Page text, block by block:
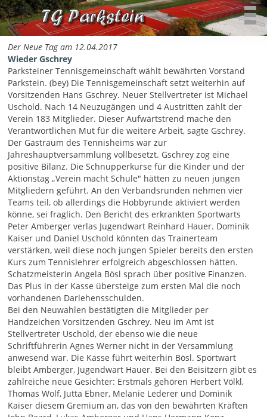
Der Neue Tag am 12.04.2017
Wieder Gschrey
Parksteiner Tennisgemeinschaft wählt bewährten Vorstand
Parkstein. (bey) Die Tennisgemeinschaft setzt weiterhin auf
Vorsitzenden Hans Gschrey. Neuer Stellvertreter ist Michael
Uschold. Nach 14 Neuzugängen und 4 Austritten zählt der
Verein 183 Mitglieder. Dieser Aufwärtstrend mache den
Verantwortlichen Mut für die weitere Arbeit, sagte Gschrey.
Der Gastraum des Tennisheims war zur
Jahreshauptversammlung vollbesetzt. Gschrey zog eine
positive Bilanz. Die Schnupperkurse für die Kinder und der
Aktionstag „Verein macht Schule" hätten zu neuen jungen
Mitgliedern geführt. An den Verbandsrunden nehmen vier
Teams teil, ob allerdings die Hobbyrunde aktiviert werden
könne, sei fraglich. Den Bericht des erkrankten Sportwarts
Peter Amberger verlas Jugendwart Reinhard Hauer. Dominik
Kaiser und Daniel Uschold könnten das Trainerteam
verstärken, weil diese noch jungen Spieler bereits den ersten
Kurs zum Tennislehrer erfolgreich abgeschlossen hätten.
Schatzmeisterin Angela Bösl sprach über positive Finanzen.
Das Plus in der Kasse übersteige zum ersten Mal die noch
vorhandenen Darlehensschulden.
Bei den Neuwahlen bestätigten die Mitglieder per
Handzeichen Vorsitzenden Gschrey. Neu im Amt ist
Stellvertreter Uschold, der ebenso wie die neue
Schriftführerin Agnes Werner nicht in der Versammlung
anwesend war. Die Kasse führt weiterhin Bösl. Sportwart
bleibt Amberger, Jugendwart Hauer. Bei den Beisitzern gibt es
zahlreiche neue Gesichter: Erstmals gehören Herbert Völkl,
Thomas Wolf, Jutta Ebner, Melanie Lederer und Dominik
Kaiser diesem Gremium an, das von den bewährten Kräften